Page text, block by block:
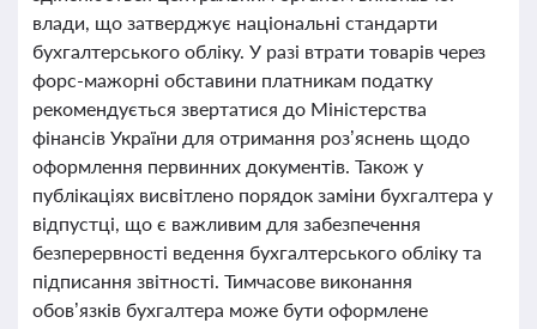
влади, що затверджує національні стандарти
бухгалтерського обліку. У разі втрати товарів через
форс-мажорні обставини платникам податку
рекомендується звертатися до Міністерства
фінансів України для отримання роз’яснень щодо
оформлення первинних документів. Також у
публікаціях висвітлено порядок заміни бухгалтера у
відпустці, що є важливим для забезпечення
безперервності ведення бухгалтерського обліку та
підписання звітності. Тимчасове виконання
обов’язків бухгалтера може бути оформлене